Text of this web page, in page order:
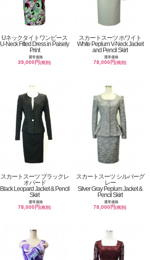
Uネックタイトワンピース
U-Neck Fitted Dress in Paisely
Print
通常価格
39,000円(税別)
スカートスーツ ホワイト
White Peplum V-Neck Jacket
and Pencil Skirt
通常価格
78,000円(税別)
スカートスーツ ブラックレ
オパード
Black Leopard Jacket & Pencil
Skirt
通常価格
78,000円(税別)
スカートスーツ シルバーグ
レー
Silver Gray Peplum Jacket &
Pencil Skirt
通常価格
78,000円(税別)